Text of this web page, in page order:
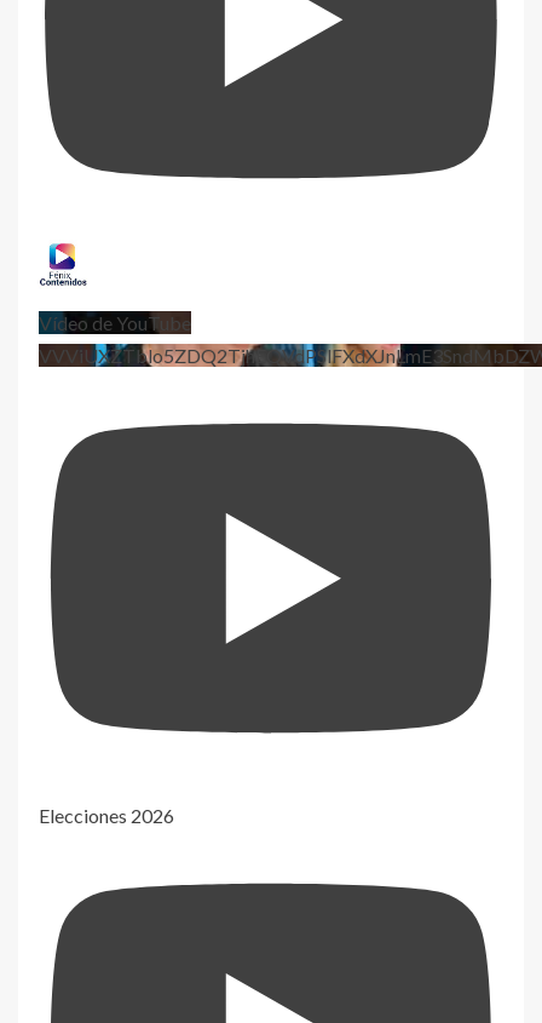
Vídeo de YouTube
Elecciones 2026